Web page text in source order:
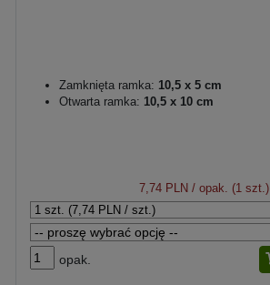
Zamknięta ramka: 10,5 x 5 cm
Otwarta ramka: 10,5 x 10 cm
7,74 PLN / opak. (1 szt.)
opak.